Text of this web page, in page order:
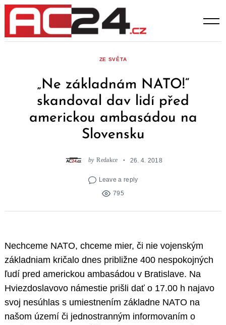
Skip
content
ZE SVĚTA
„Ne základnám NATO!“
skandoval dav lidí před
americkou ambasádou na
Slovensku
by Redakce 26. 4. 2018
Leave a reply
795
Nechceme NATO, chceme mier, či nie vojenským
základniam kričalo dnes približne 400 nespokojných
ľudí pred americkou ambasádou v Bratislave. Na
Hviezdoslavovo námestie prišli dať o 17.00 h najavo
svoj nesúhlas s umiestnením základne NATO na
našom území či jednostranným informovaním o